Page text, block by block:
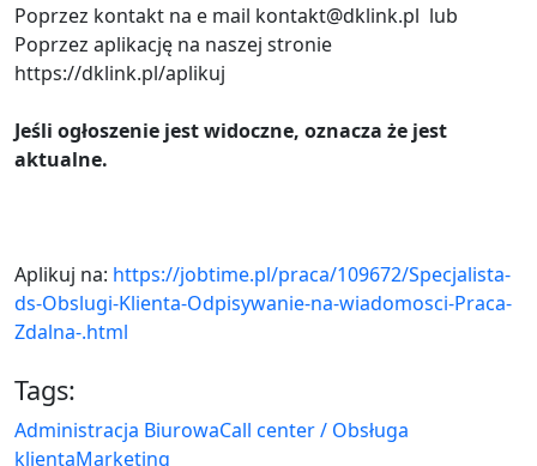
Poprzez kontakt na e mail kontakt@dklink.pl lub
Poprzez aplikację na naszej stronie
https://dklink.pl/aplikuj
Jeśli ogłoszenie jest widoczne, oznacza że jest
aktualne.
Aplikuj na: https://jobtime.pl/praca/109672/Specjalista-
ds-Obslugi-Klienta-Odpisywanie-na-wiadomosci-Praca-
Zdalna-.html
Tags:
Administracja BiurowaCall center / Obsługa
klientaMarketing